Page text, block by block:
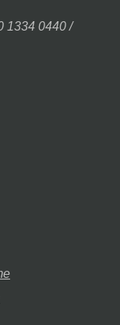
1334 0440 /